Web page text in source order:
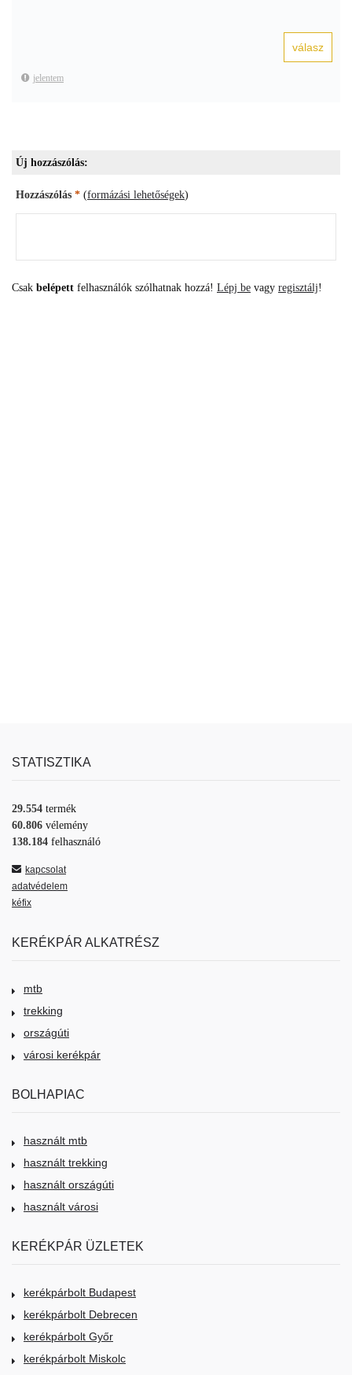
jelentem
Új hozzászólás:
Hozzászólás * (formázási lehetőségek)
Csak belépett felhasználók szólhatnak hozzá! Lépj be vagy regisztálj!
STATISZTIKA
29.554 termék
60.806 vélemény
138.184 felhasználó
kapcsolat
adatvédelem
kéfix
KERÉKPÁR ALKATRÉSZ
mtb
trekking
országúti
városi kerékpár
BOLHAPIAC
használt mtb
használt trekking
használt országúti
használt városi
KERÉKPÁR ÜZLETEK
kerékpárbolt Budapest
kerékpárbolt Debrecen
kerékpárbolt Győr
kerékpárbolt Miskolc